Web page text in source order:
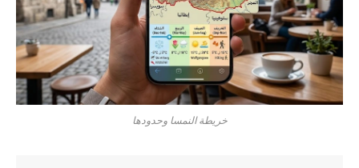
خريطة النمسا وحدودها